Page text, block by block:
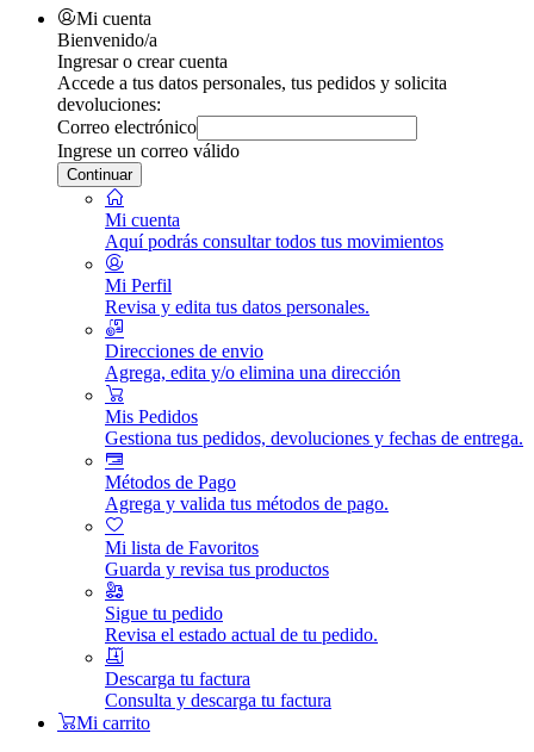
Mi cuenta
Bienvenido/a
Ingresar o crear cuenta
Accede a tus datos personales, tus pedidos y solicita
devoluciones:
Correo electrónico
Ingrese un correo válido
Continuar
Mi cuenta
Aquí podrás consultar todos tus movimientos
Mi Perfil
Revisa y edita tus datos personales.
Direcciones de envio
Agrega, edita y/o elimina una dirección
Mis Pedidos
Gestiona tus pedidos, devoluciones y fechas de entrega.
Métodos de Pago
Agrega y valida tus métodos de pago.
Mi lista de Favoritos
Guarda y revisa tus productos
Sigue tu pedido
Revisa el estado actual de tu pedido.
Descarga tu factura
Consulta y descarga tu factura
Mi carrito